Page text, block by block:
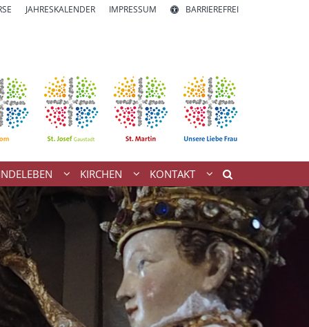
JAHRESKALENDER IMPRESSUM BARRIEREFREI
KIRCHEN KONTAKT